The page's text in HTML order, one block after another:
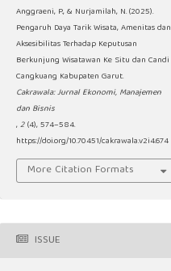
Anggraeni, P., & Nurjamilah, N. (2025).
Pengaruh Daya Tarik Wisata, Amenitas dan
Aksesibilitas Terhadap Keputusan
Berkunjung Wisatawan Ke Situ dan Candi
Cangkuang Kabupaten Garut.
Cakrawala: Jurnal Ekonomi, Manajemen
dan Bisnis
,2 (4), 574–584.
https://doi.org/10.70451/cakrawala.v2i4.674
More Citation Formats
ISSUE